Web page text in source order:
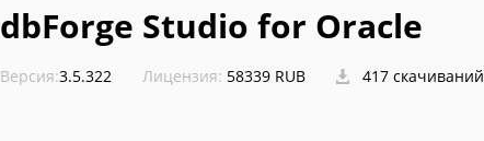
dbForge Studio for Oracle
Версия:3.5.322 Лицензия: 58339 RUB 417 скачиваний